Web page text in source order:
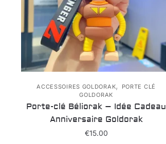
ACCESSOIRES GOLDORAK,
PORTE CLÉ
GOLDORAK
Porte-clé Béliorak – Idée Cadeau
Anniversaire Goldorak
€15.00